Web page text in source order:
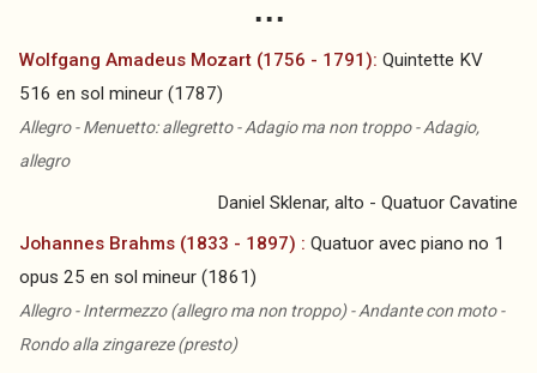
▪ ▪ ▪
Wolfgang Amadeus Mozart (1756 - 1791): Quintette KV
516 en sol mineur (1787)
Allegro - Menuetto: allegretto - Adagio ma non troppo - Adagio,
allegro
Daniel Sklenar, alto - Quatuor Cavatine
Johannes Brahms (1833 - 1897) : Quatuor avec piano no 1
opus 25 en sol mineur (1861)
Allegro - Intermezzo (allegro ma non troppo) - Andante con moto -
Rondo alla zingareze (presto)